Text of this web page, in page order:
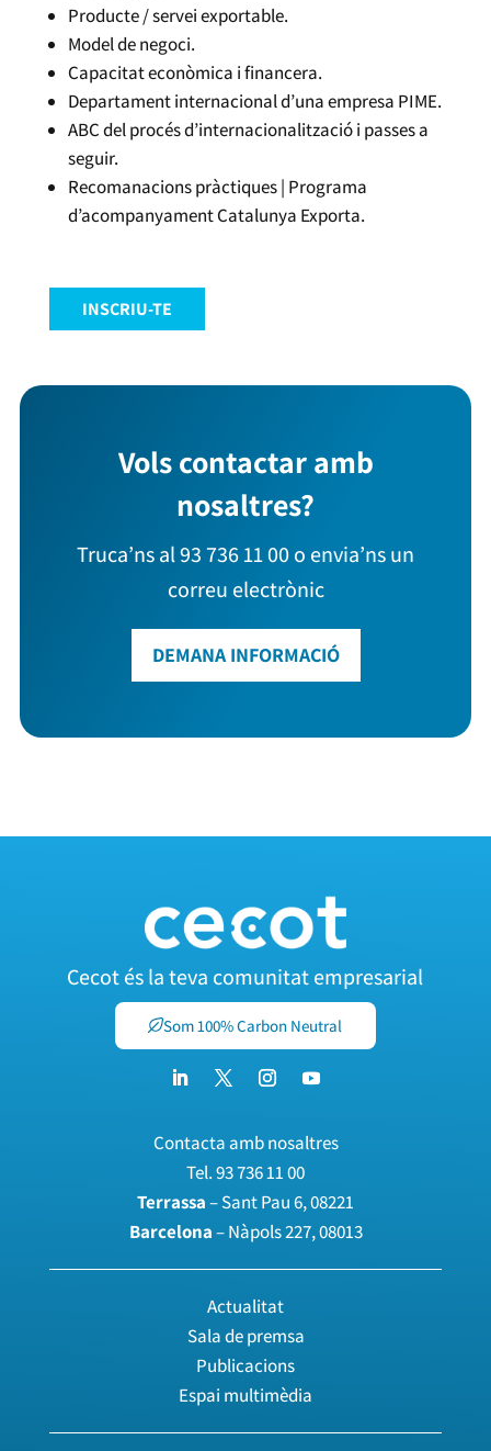
Producte / servei exportable.
Model de negoci.
Capacitat econòmica i financera.
Departament internacional d’una empresa PIME.
ABC del procés d’internacionalització i passes a
seguir.
Recomanacions pràctiques | Programa
d’acompanyament Catalunya Exporta.
INSCRIU-TE
Vols contactar amb
nosaltres?
Truca’ns al 93 736 11 00 o envia’ns un
correu electrònic
DEMANA INFORMACIÓ
Cecot és la teva comunitat empresarial
Som 100% Carbon Neutral
Contacta amb nosaltres
Tel.93 736 11 00
Terrassa– Sant Pau 6, 08221
Barcelona– Nàpols 227, 08013
Actualitat
Sala de premsa
Publicacions
Espai multimèdia